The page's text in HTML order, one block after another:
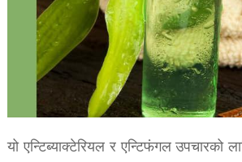
यो एन्टिब्याक्टेरियल र एन्टिफंगल उपचारको